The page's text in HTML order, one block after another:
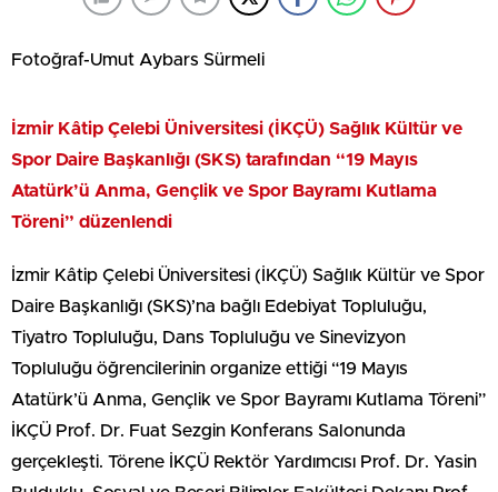
Fotoğraf-Umut Aybars Sürmeli
İzmir Kâtip Çelebi Üniversitesi (İKÇÜ) Sağlık Kültür ve
Spor Daire Başkanlığı (SKS) tarafından “19 Mayıs
Atatürk’ü Anma, Gençlik ve Spor Bayramı Kutlama
Töreni” düzenlendi
İzmir Kâtip Çelebi Üniversitesi (İKÇÜ) Sağlık Kültür ve Spor
Daire Başkanlığı (SKS)’na bağlı Edebiyat Topluluğu,
Tiyatro Topluluğu, Dans Topluluğu ve Sinevizyon
Topluluğu öğrencilerinin organize ettiği “19 Mayıs
Atatürk’ü Anma, Gençlik ve Spor Bayramı Kutlama Töreni”
İKÇÜ Prof. Dr. Fuat Sezgin Konferans Salonunda
gerçekleşti. Törene İKÇÜ Rektör Yardımcısı Prof. Dr. Yasin